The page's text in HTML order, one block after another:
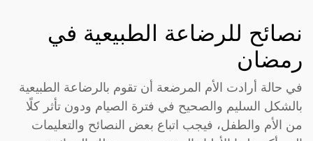
نصائح للرضاعة الطبيعية في
رمضان
في حالة أرادت الأم المرضعة أن تقوم بالرضاعة الطبيعية
بالشكل السليم والصحيح في فترة الصيام ودون تأثر كلًا
من الأم والطفل، فيجب اتباع بعض النصائح والتعليمات